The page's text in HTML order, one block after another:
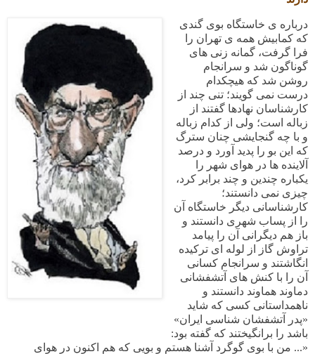
درباره ی خاستگاه بوی گندی
که کمابیش همه ی تهران را
فرا گرفت، گمانه زنی های
گوناگون شد و سرانجام
روشن شد که هیچکدام
درست نمی گویند؛ تنی چند از
کارشناسان نهادها گفتند از
زباله است؛ ولی از کدام زباله
و با چه گنجایشی چنان سترگ
که این بو را پدید آورد و درصد
آلاینده ها در هوای شهر را
یکباره چندین و چند برابر کرد،
چیزی نمی دانستند؛
کارشناسانی دیگر خاستگاه آن
را از پساب شهری دانستند و
باز هم دیگرانی آن را پیامد
تراوش گاز از لوله ای ترکیده
انگاشتند و سرانجام کسانی
آن را با کنش های آتشفشانی
دماوند هماوند دانستند و
ناهمداستانی کسی که شاید
«پدر آتشفشان شناسی ایران»
باشد را برانگیختند که گفته بود:
«... من با بوی گوگرد آشنا هستم و بویی که هم اکنون در هوای